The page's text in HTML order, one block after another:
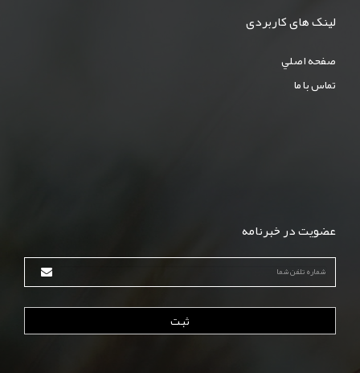
لینک های کاربردی
صفحه اصلي
تماس با ما
عضویت در خبرنامه
ثبت